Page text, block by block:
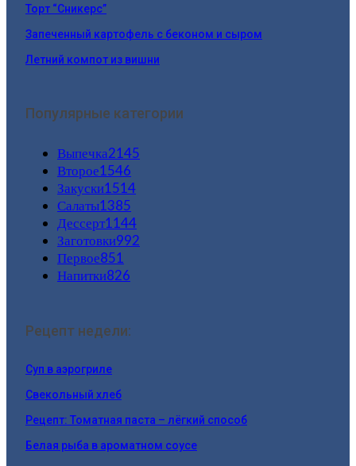
Торт “Сникерс”
Запеченный картофель с беконом и сыром
Летний компот из вишни
Популярные категории
Выпечка2145
Второе1546
Закуски1514
Салаты1385
Дессерт1144
Заготовки992
Первое851
Напитки826
Рецепт недели:
Суп в аэрогриле
Свекольный хлеб
Рецепт: Томатная паста – лёгкий способ
Белая рыба в ароматном соусе